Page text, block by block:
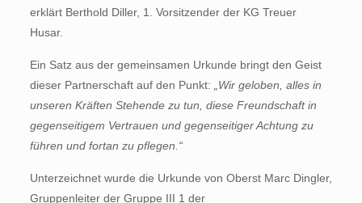
erklärt Berthold Diller, 1. Vorsitzender der KG Treuer
Husar.
Ein Satz aus der gemeinsamen Urkunde bringt den Geist
dieser Partnerschaft auf den Punkt:
„Wir geloben, alles in
unseren Kräften Stehende zu tun, diese Freundschaft in
gegenseitigem Vertrauen und gegenseitiger Achtung zu
führen und fortan zu pflegen.“
Unterzeichnet wurde die Urkunde von Oberst Marc Dingler,
Gruppenleiter der Gruppe III 1 der